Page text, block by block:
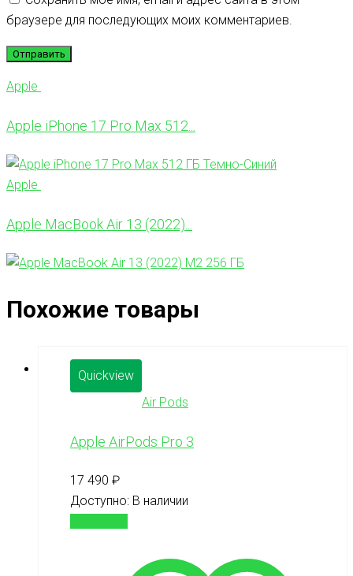
браузере для последующих моих комментариев.
Apple
Apple iPhone 17 Pro Max 512...
Apple
Apple MacBook Air 13 (2022)...
Похожие товары
Quickview
Air Pods
Apple AirPods Pro 3
17 490 ₽
Доступно: В наличии